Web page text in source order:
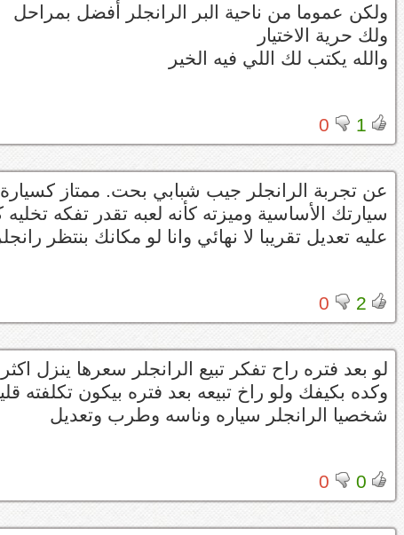
ولكن عموما من ناحية البر الرانجلر أفضل بمراحل
ولك حرية الاختيار
والله يكتب لك اللي فيه الخير
1
0
عن تجربة الرانجلر جيب شبابي بحت. ممتاز
سيارتك الأساسية وميزته كأنه لعبه تقدر تفكه
عليه تعديل تقريبا لا نهائي وانا لو مكانك بنتظر
2
0
لو بعد فتره راح تفكر تبيع الرانجلر سعرها
وكده بكيفك ولو راخ تبيعه بعد فتره بيكون تكلفته
شخصيا الرانجلر سياره وناسه وطرب وتعديل
0
0